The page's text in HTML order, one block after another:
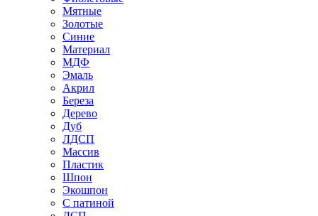
Мятные
Золотые
Синие
Материал
МДФ
Эмаль
Акрил
Береза
Дерево
Дуб
ЛДСП
Массив
Пластик
Шпон
Экошпон
С патиной